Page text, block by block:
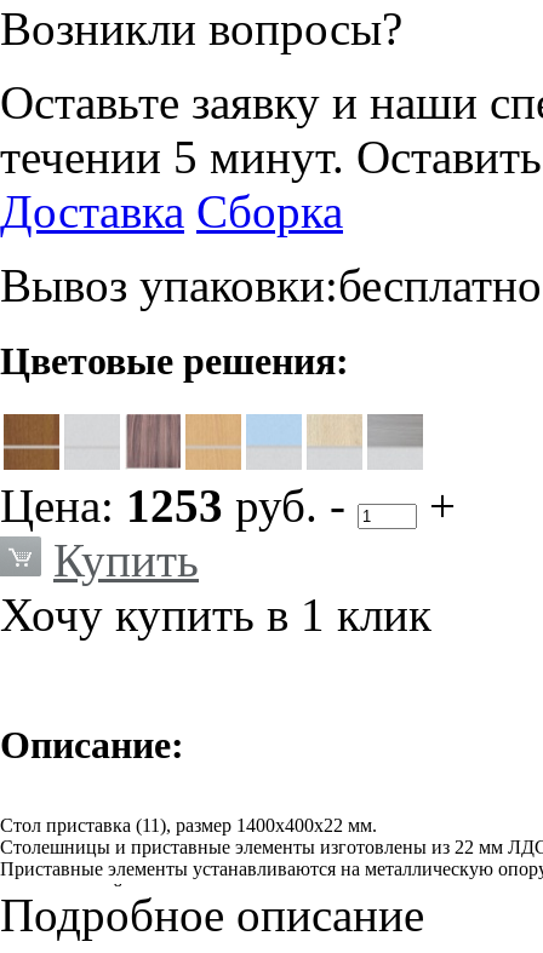
Возникли вопросы?
Оставьте заявку и наши
течении 5 минут.
Доставка Сборка
Вывоз упаковки:бесплатно
Цветовые решения:
Цена: 1253 руб. -
+
Купить
Хочу купить в 1 клик
Описание:
Стол приставка (11), размер 1400х400х22 мм.
Столешницы и приставные элементы изготовлены из 22 мм
Приставные элементы устанавливаются на металлическую
металлической планки или уголков.
Вся мебель поставляется в разобранном виде.
Каждое изделие упаковано в отдельную коробку из
Подробное описание